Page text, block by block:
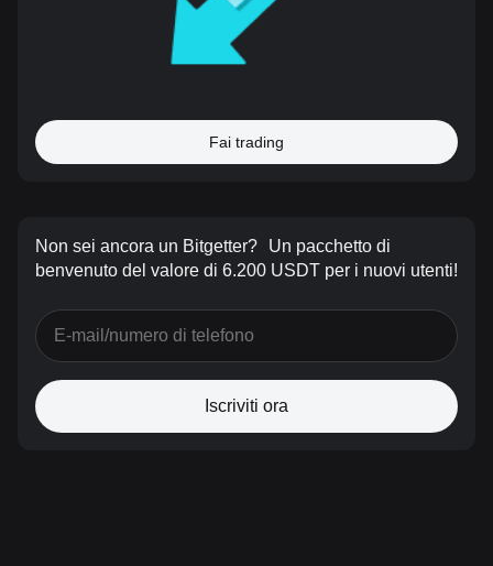
Fai trading
Non sei ancora un Bitgetter?
Un pacchetto di
benvenuto del valore di 6.200 USDT per i nuovi utenti!
Iscriviti ora